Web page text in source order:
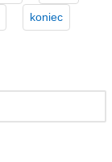
koniec